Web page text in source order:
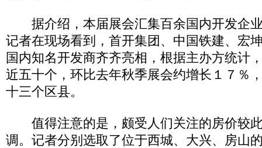
据介绍，本届展会汇集百余国内开发企
记者在现场看到，首开集团、中国铁建、宏
国内知名开发商齐齐亮相，根据主办方统计
近五十个，环比去年秋季展会约增长１７％
十三个区县。
值得注意的是，颇受人们关注的房价较
调。记者分别选取了位于西城、大兴、房山